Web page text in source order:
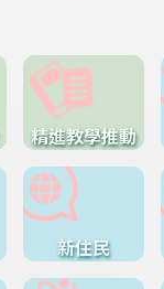
精進教學推動
新住民